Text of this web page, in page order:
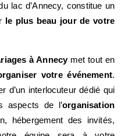
lac d’Annecy, constitue un
le plus beau jour de votre
à Annecymet tout en
votre événement.
d’un interlocuteur dédié qui
aspects de l’organisation
hébergement des invités,